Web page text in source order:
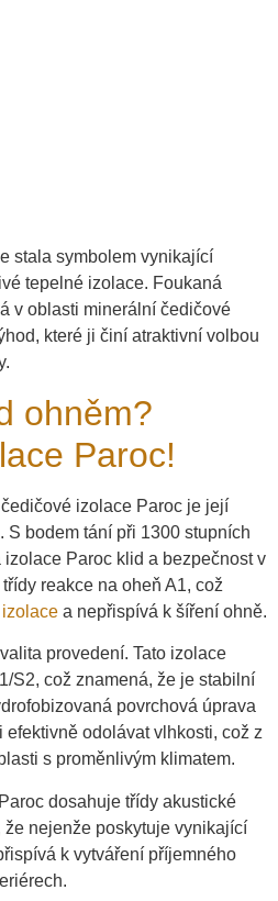
stala symbolem vynikající
tepelné izolace. Foukaná
v oblasti minerální čedičové
které ji činí atraktivní volbou
ohněm?
Paroc!
izolace Paroc je její
bodem tání při 1300 stupních
Paroc klid a bezpečnost v
reakce na oheň A1, což
a nepřispívá k šíření ohně.
provedení. Tato izolace
S2, což znamená, že je stabilní
povrchová úprava
odolávat vlhkosti, což z
s proměnlivým klimatem.
dosahuje třídy akustické
že nejenže poskytuje vynikající
k vytváření příjemného